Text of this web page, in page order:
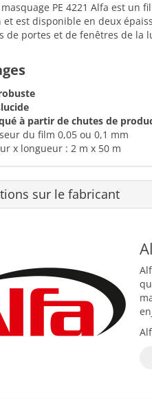
PE 4221 Alfa est
et est disponible en deux
de portes et de fenêtres de la
à partir de chutes de
du film 0,05 ou 0,1 mm
x longueur : 2 m x 50 m
sur le fabricant